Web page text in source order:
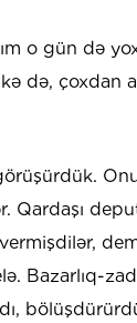
o gün də
də, çoxdan
Qardaşı
Bazarlıq-